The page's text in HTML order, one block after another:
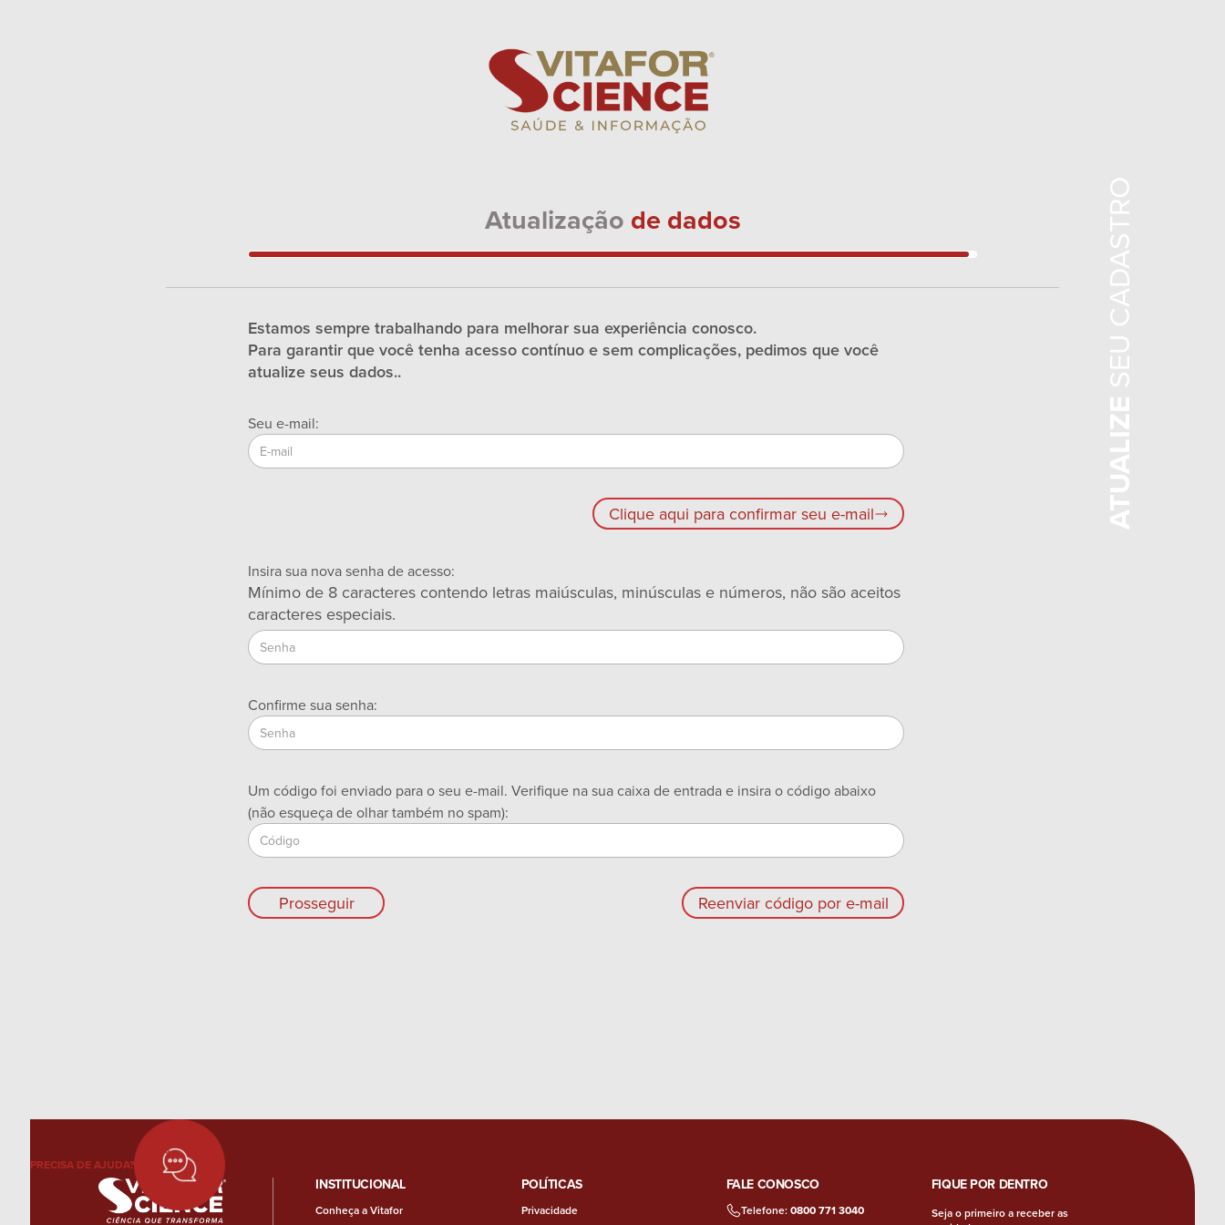
Atualização de dados
Estamos sempre trabalhando para melhorar sua experiência conosco.
Para garantir que você tenha acesso contínuo e sem complicações, pedimos que você
atualize seus dados..
Seu e-mail:
Clique aqui para confirmar seu e-mail
Insira sua nova senha de acesso:
Mínimo de 8 caracteres contendo letras maiúsculas, minúsculas e números, não são aceitos
caracteres especiais.
Confirme sua senha:
Um código foi enviado para o seu e-mail. Verifique na sua caixa de entrada e insira o código abaixo
(não esqueça de olhar também no spam):
Prosseguir Reenviar código por e-mail
PRECISA DE AJUDA?
INSTITUCIONAL
Conheça a Vitafor
POLÍTICAS
Privacidade
FALE CONOSCO
Telefone:0800 771 3040
FIQUE POR DENTRO
Seja o primeiro a receber as